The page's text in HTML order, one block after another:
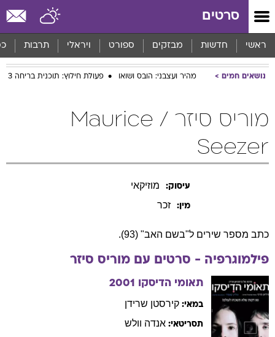
סרטים
ראשי חדשות מבזקים ספורט ויראלי תרבות
נושאים חמים מהיר ועצבני: הובס ושואו פעולת חילוץ: תוכנית בריחה 3
מוריס סיזר / Maurice
Seezer
עיסוק: מוזיקאי
מין: זכר
כתב מספר שירים ל"בשם האב" (93).
פילמוגרפיה - סרטים עם מוריס סיזר
תאומי הדיסקו 2001
במאי: קירסטן שרידן
תסריטאי: אנדה וולש